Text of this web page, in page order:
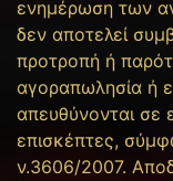
ενημέρωση των
δεν αποτελεί
προτροπή ή
αγοραπωλησία ή
απευθύνονται σε
επισκέπτες,
ν.3606/2007.